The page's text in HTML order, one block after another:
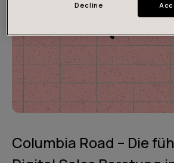
Columbia Road – Die
Decline